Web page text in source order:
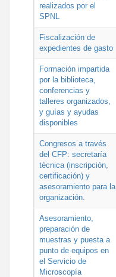
realizados por el
SPNL
Fiscalización de
expedientes de gasto
Formación impartida
por la biblioteca,
conferencias y
talleres organizados,
y guías y ayudas
disponibles
Congresos a través
del CFP: secretaría
técnica (inscripción,
certificación) y
asesoramiento para la
organización.
Asesoramiento,
preparación de
muestras y puesta a
punto de equipos en
el Servicio de
Microscopía